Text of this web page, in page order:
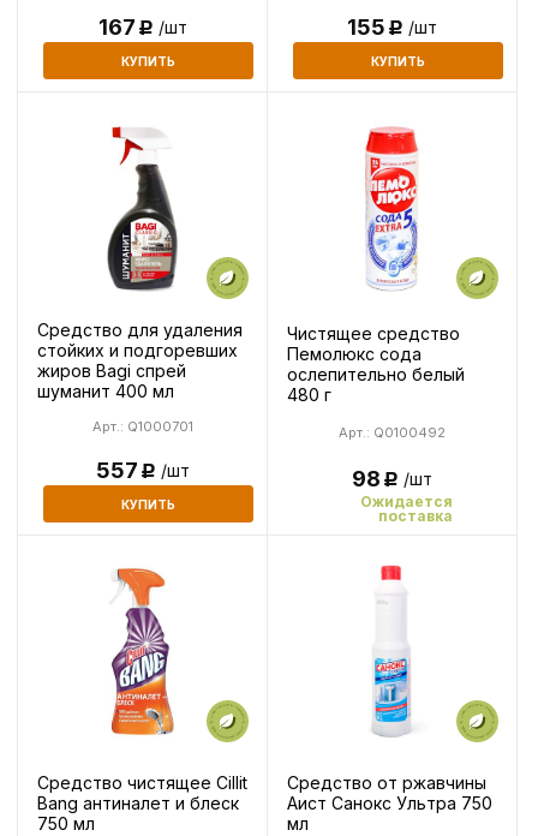
167Р /шт
КУПИТЬ
155Р /шт
КУПИТЬ
Средство для удаления
стойких и подгоревших
жиров Bagi спрей
шуманит 400 мл
Арт.: Q1000701
557Р /шт
КУПИТЬ
Чистящее средство
Пемолюкс сода
ослепительно белый
480 г
Арт.: Q0100492
98Р /шт
Ожидается
поставка
Средство чистящее Cillit
Bang антиналет и блеск
750 мл
Средство от ржавчины
Аист Санокс Ультра 750
мл